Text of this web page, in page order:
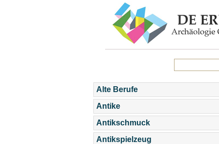
Alte Berufe
Antike
Antikschmuck
Antikspielzeug